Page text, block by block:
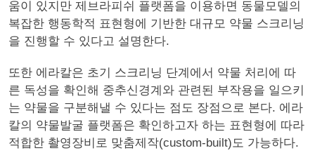
움이 있지만 제브라피쉬 플랫폼을 이용하면 동물모델의
복잡한 행동학적 표현형에 기반한 대규모 약물 스크리닝
을 진행할 수 있다고 설명한다.
또한 에라칼은 초기 스크리닝 단계에서 약물 처리에 따
른 독성을 확인해 중추신경계와 관련된 부작용을 일으키
는 약물을 구분해낼 수 있다는 점도 장점으로 본다. 에라
칼의 약물발굴 플랫폼은 확인하고자 하는 표현형에 따라
적합한 촬영장비로 맞춤제작(custom-built)도 가능하다.